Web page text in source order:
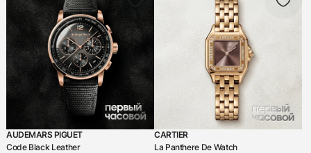
AUDEMARS PIGUET
Code Black Leather
CARTIER
La Panthere De Watch